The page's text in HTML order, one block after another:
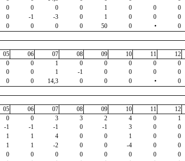
0 0 0 0 1 0 0 0
0 -1 -3 0 1 0 0 0
0 0 0 0 50 0 • 0
05 06 07 08 09 10 11 12
0 0 1 0 0 0 0 0
0 0 1 -1 0 0 0 0
0 0 14,3 0 0 0 • 0
05 06 07 08 09 10 11 12
0 0 3 3 2 4 0 1
-1 -1 -1 0 -1 3 0 0
1 1 4 0 0 1 0 0
1 1 -2 0 0 -4 0 0
0 0 0 0 0 0 0 0